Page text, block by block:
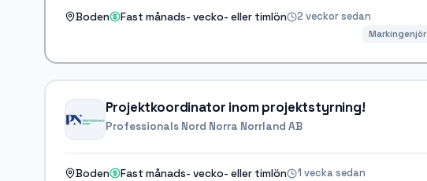
Boden Fast månads- vecko- eller timlön 2 veckor sedan
Markingenjör
Projektkoordinator inom projektstyrning!
Professionals Nord Norra Norrland AB
Boden Fast månads- vecko- eller timlön 1 vecka sedan